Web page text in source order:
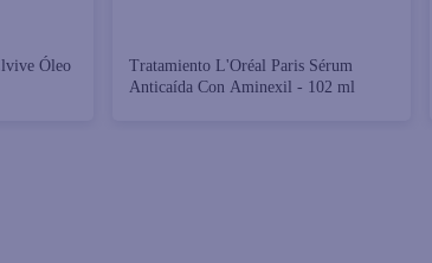
Óleo
Tratamiento L'Oréal Paris Sérum
Anticaída Con Aminexil - 102 ml